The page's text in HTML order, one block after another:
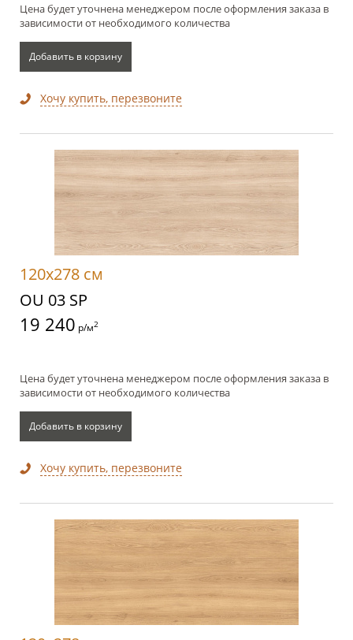
Цена будет уточнена менеджером после оформления заказа в
зависимости от необходимого количества
Добавить в корзину
Хочу купить, перезвоните
120x278 см
OU 03 SP
19 240 р/м2
Цена будет уточнена менеджером после оформления заказа в
зависимости от необходимого количества
Добавить в корзину
Хочу купить, перезвоните